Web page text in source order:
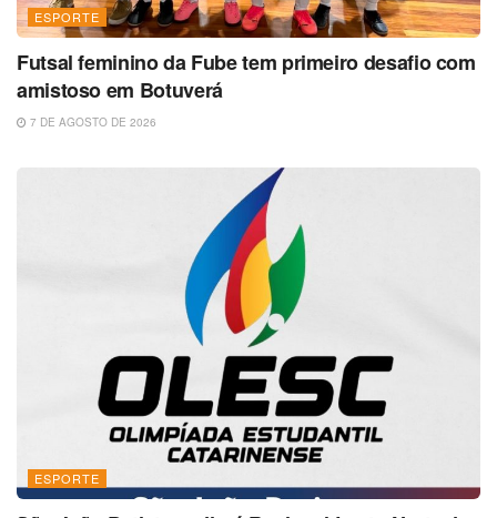
ESPORTE
Futsal feminino da Fube tem primeiro desafio com
amistoso em Botuverá
7 DE AGOSTO DE 2026
ESPORTE